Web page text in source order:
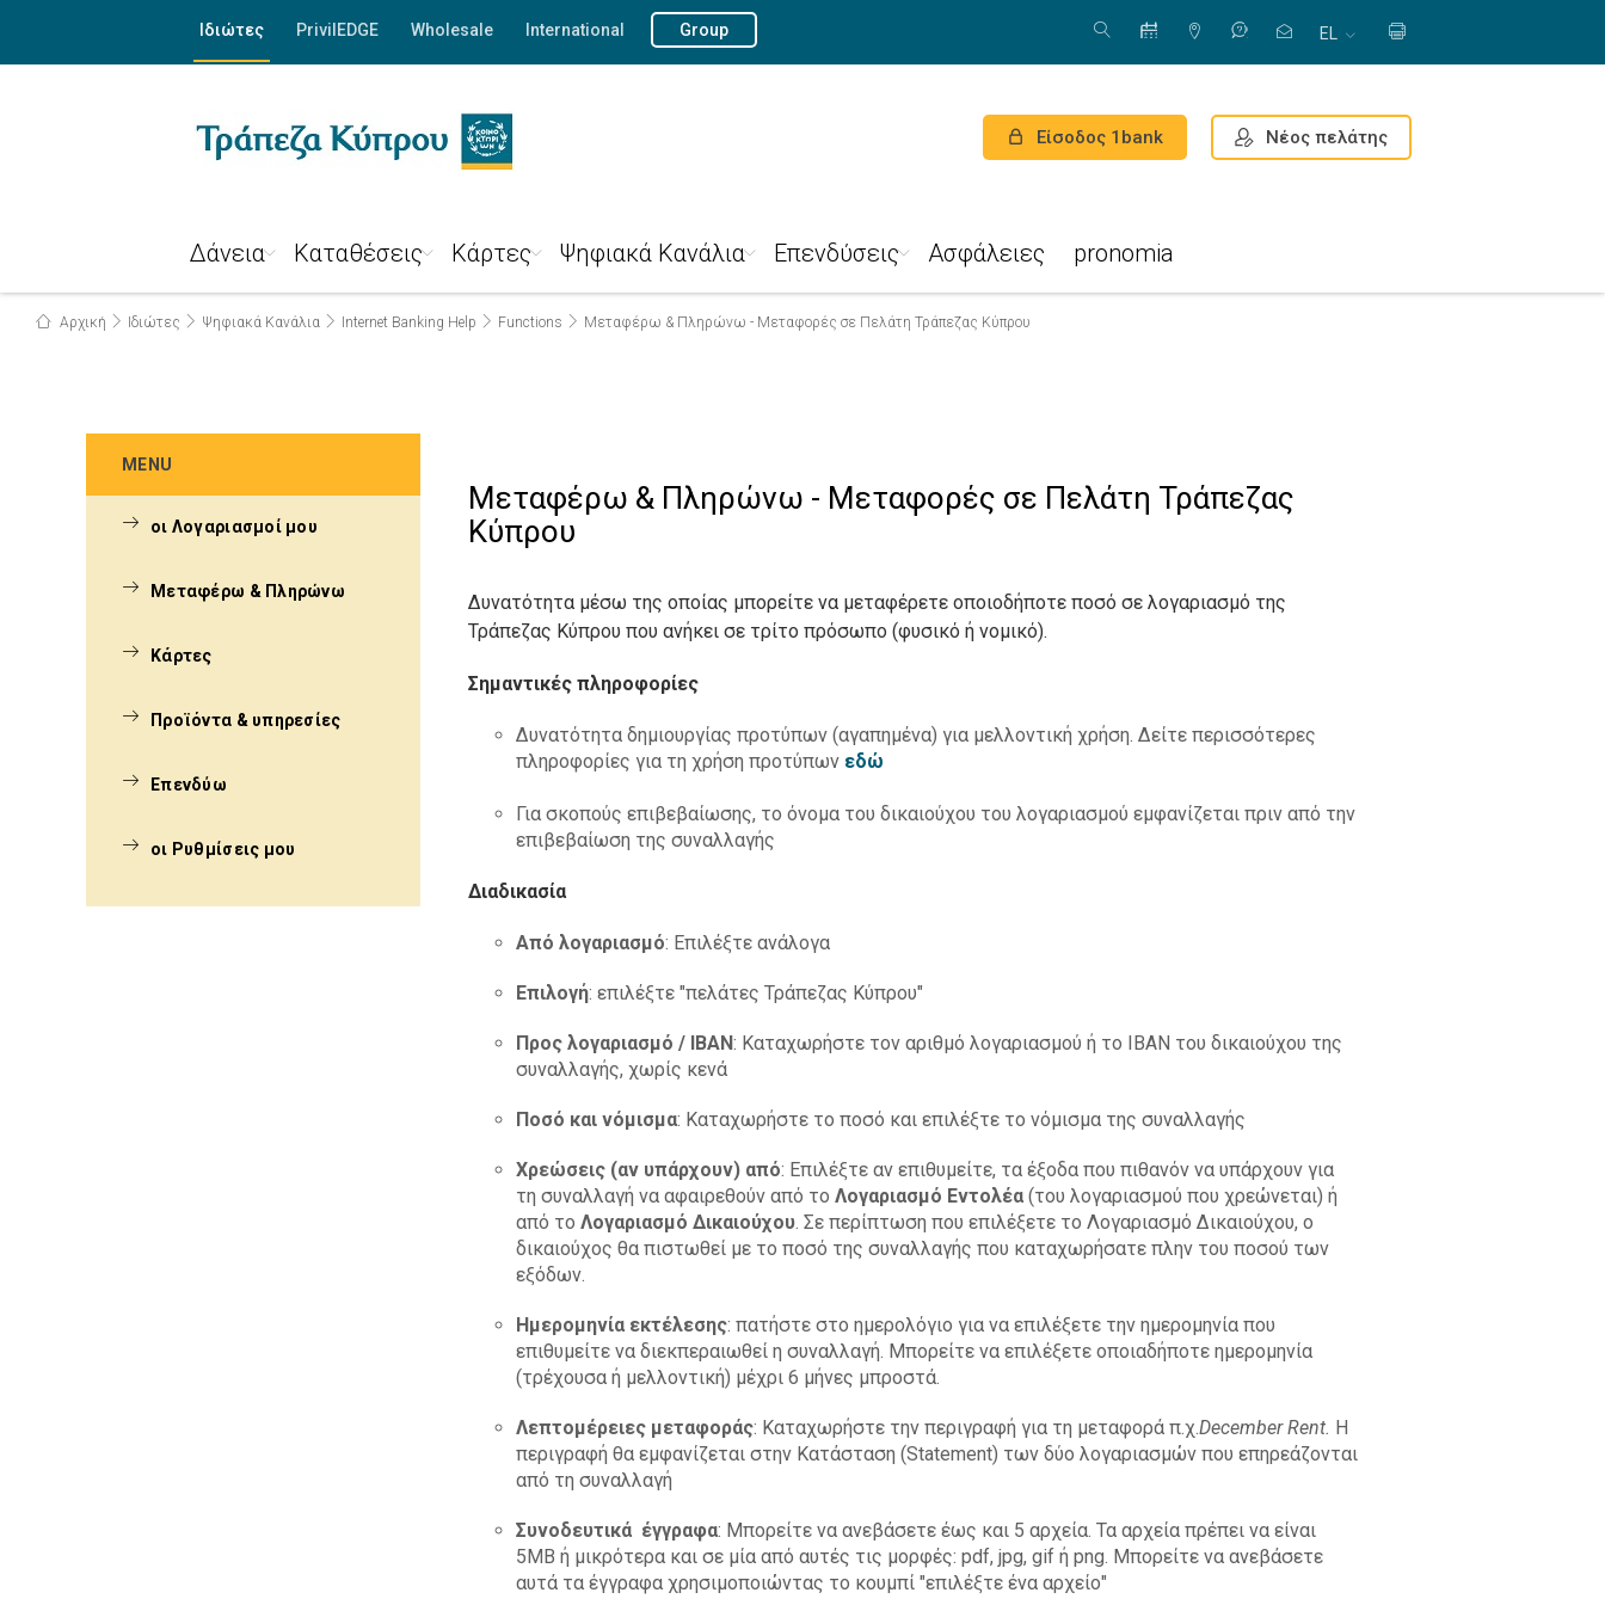
Ιδιώτες PrivilEDGE Wholesale International Group EL
Είσοδος 1bank Νέος πελάτης
Δάνεια Καταθέσεις Κάρτες Ψηφιακά Κανάλια Επενδύσεις Ασφάλειες pronomia
Αρχική Ιδιώτες Ψηφιακά Κανάλια Internet Banking Help Functions Μεταφέρω & Πληρώνω - Μεταφορές σε Πελάτη Τράπεζας Κύπρου
MENU
οι Λογαριασμοί μου
Μεταφέρω & Πληρώνω
Κάρτες
Προϊόντα & υπηρεσίες
Επενδύω
οι Ρυθμίσεις μου
Μεταφέρω & Πληρώνω - Μεταφορές σε Πελάτη Τράπεζας
Κύπρου
Δυνατότητα μέσω της οποίας μπορείτε να μεταφέρετε οποιοδήποτε ποσό σε λογαριασμό της
Τράπεζας Κύπρου που ανήκει σε τρίτο πρόσωπο (φυσικό ή νομικό).
Σημαντικές πληροφορίες
Δυνατότητα δημιουργίας προτύπων (αγαπημένα) για μελλοντική χρήση. Δείτε περισσότερες
πληροφορίες για τη χρήση προτύπων εδώ
Για σκοπούς επιβεβαίωσης, το όνομα του δικαιούχου του λογαριασμού εμφανίζεται πριν από την
επιβεβαίωση της συναλλαγής
Διαδικασία
Από λογαριασμό: Επιλέξτε ανάλογα
Επιλογή: επιλέξτε "πελάτες Τράπεζας Κύπρου"
Προς λογαριασμό / IBAN: Καταχωρήστε τον αριθμό λογαριασμού ή το ΙΒΑΝ του δικαιούχου της
συναλλαγής, χωρίς κενά
Ποσό και νόμισμα: Καταχωρήστε το ποσό και επιλέξτε το νόμισμα της συναλλαγής
Χρεώσεις (αν υπάρχουν) από: Επιλέξτε αν επιθυμείτε, τα έξοδα που πιθανόν να υπάρχουν για
τη συναλλαγή να αφαιρεθούν από το Λογαριασμό Εντολέα(του λογαριασμού που χρεώνεται) ή
από το Λογαριασμό Δικαιούχου. Σε περίπτωση που επιλέξετε το Λογαριασμό Δικαιούχου, ο
δικαιούχος θα πιστωθεί με το ποσό της συναλλαγής που καταχωρήσατε πλην του ποσού των
εξόδων.
Ημερομηνία εκτέλεσης: πατήστε στο ημερολόγιο για να επιλέξετε την ημερομηνία που
επιθυμείτε να διεκπεραιωθεί η συναλλαγή. Μπορείτε να επιλέξετε οποιαδήποτε ημερομηνία
(τρέχουσα ή μελλοντική) μέχρι 6 μήνες μπροστά.
Λεπτομέρειες μεταφοράς: Καταχωρήστε την περιγραφή για τη μεταφορά π.χ.December Rent. Η
περιγραφή θα εμφανίζεται στην Κατάσταση (Statement) των δύο λογαριασμών που επηρεάζονται
από τη συναλλαγή
Συνοδευτικά έγγραφα: Μπορείτε να ανεβάσετε έως και 5 αρχεία. Τα αρχεία πρέπει να είναι
5MB ή μικρότερα και σε μία από αυτές τις μορφές: pdf, jpg, gif ή png. Μπορείτε να ανεβάσετε
αυτά τα έγγραφα χρησιμοποιώντας το κουμπί "επιλέξτε ένα αρχείο"